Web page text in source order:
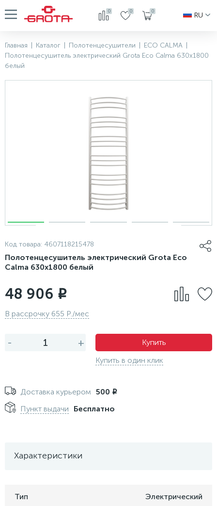
0 0 0
RU
Главная Каталог Полотенцесушители ECO CALMA
Полотенцесушитель электрический Grota Eco Calma 630x1800
белый
Код товара: 4607118215478
Полотенцесушитель электрический Grota Eco
Calma 630x1800 белый
48 906 i
В рассрочку 655 Р./мес
- +
Купить
Купить в один клик
Доставка курьером 500 i
Пункт выдачи Бесплатно
Характеристики
Тип Электрический